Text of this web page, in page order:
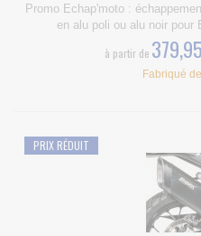
Promo Echap'moto :
en alu poli ou alu noir pour
à partir de
Fabriqué
PRIX RÉDUIT